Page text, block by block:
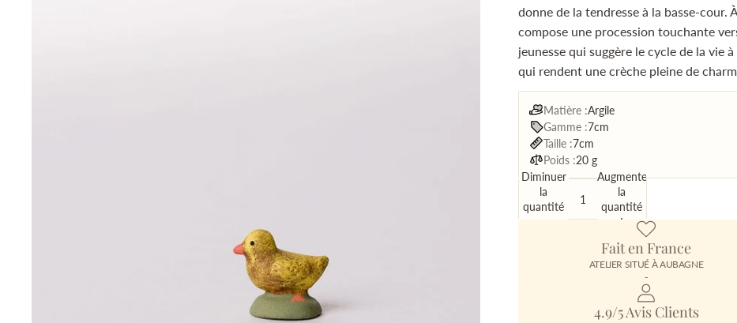
donne de la tendresse à la basse-cour.
compose une procession touchante
jeunesse qui suggère le cycle de la vie
qui rendent une crèche pleine de
Matière :Argile
Gamme :7cm
Taille :7cm
Poids :20 g
Diminuer
la
quantité
Augmenter
la
quantité
Fait en France
ATELIER SITUÉ À AUBAGNE
-
4.9/5 Avis Clients